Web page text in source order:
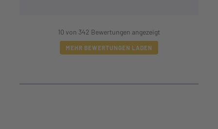
10 von 342 Bewertungen angezeigt
MEHR BEWERTUNGEN LADEN